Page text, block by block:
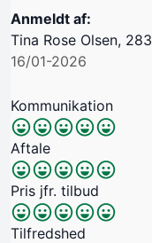
Anmeldt af:
Tina Rose Olsen,
16/01-2026
Kommunikation
Aftale
Pris jfr. tilbud
Tilfredshed